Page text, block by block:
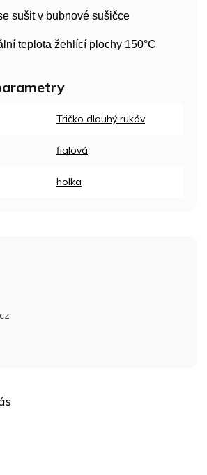
sušit v bubnové sušičce
teplota žehlící plochy 150°C
Tričko dlouhý rukáv
fialová
holka